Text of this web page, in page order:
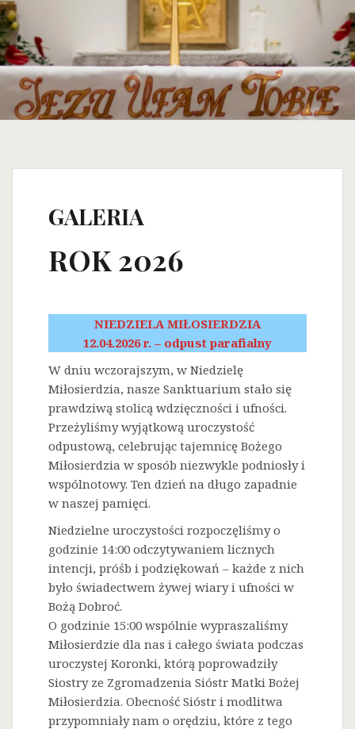
GALERIA
ROK 2026
NIEDZIELA MIŁOSIERDZIA
12.04.2026 r. – odpust parafialny
W dniu wczorajszym, w Niedzielę
Miłosierdzia, nasze Sanktuarium stało się
prawdziwą stolicą wdzięczności i ufności.
Przeżyliśmy wyjątkową uroczystość
odpustową, celebrując tajemnicę Bożego
Miłosierdzia w sposób niezwykle podniosły i
wspólnotowy. Ten dzień na długo zapadnie
w naszej pamięci.
Niedzielne uroczystości rozpoczęliśmy o
godzinie 14:00 odczytywaniem licznych
intencji, próśb i podziękowań – każde z nich
było świadectwem żywej wiary i ufności w
Bożą Dobroć.
O godzinie 15:00 wspólnie wypraszaliśmy
Miłosierdzie dla nas i całego świata podczas
uroczystej Koronki, którą poprowadziły
Siostry ze Zgromadzenia Sióstr Matki Bożej
Miłosierdzia. Obecność Sióstr i modlitwa
przypomniały nam o orędziu, które z tego